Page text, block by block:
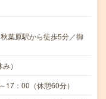
葉原駅から徒歩5分／御
）
17：00（休憩60分）